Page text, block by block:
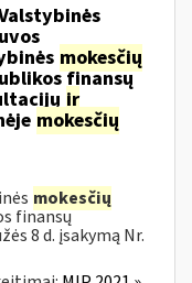
mokesčių
finansų
ir
mokesčių
mokesčių
finansų
8 d. įsakymą Nr.